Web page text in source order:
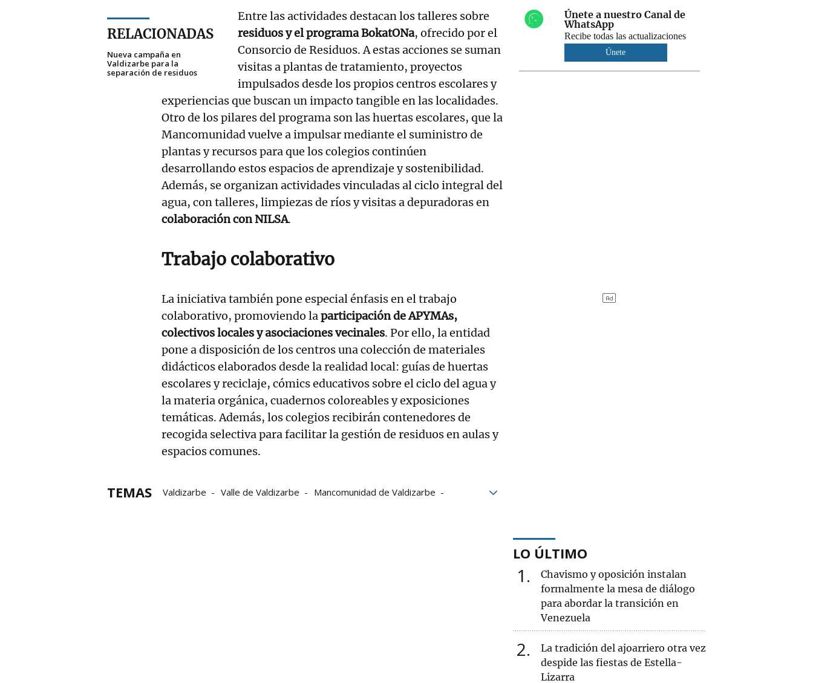
RELACIONADAS
Nueva campaña en
Valdizarbe para la
separación de residuos
Entre las actividades destacan los talleres sobre
residuos y el programa BokatONa, ofrecido por el
Consorcio de Residuos. A estas acciones se suman
visitas a plantas de tratamiento, proyectos
impulsados desde los propios centros escolares y
experiencias que buscan un impacto tangible en las localidades.
Otro de los pilares del programa son las huertas escolares, que la
Mancomunidad vuelve a impulsar mediante el suministro de
plantas y recursos para que los colegios continúen
desarrollando estos espacios de aprendizaje y sostenibilidad.
Además, se organizan actividades vinculadas al ciclo integral del
agua, con talleres, limpiezas de ríos y visitas a depuradoras en
colaboración con NILSA.
Trabajo colaborativo
La iniciativa también pone especial énfasis en el trabajo
colaborativo, promoviendo laparticipación de APYMAs,
colectivos locales y asociaciones vecinales. Por ello, la entidad
pone a disposición de los centros una colección de materiales
didácticos elaborados desde la realidad local: guías de huertas
escolares y reciclaje, cómics educativos sobre el ciclo del agua y
la materia orgánica, cuadernos coloreables y exposiciones
temáticas. Además, los colegios recibirán contenedores de
recogida selectiva para facilitar la gestión de residuos en aulas y
espacios comunes.
TEMAS Valdizarbe Valle de Valdizarbe
Mancomunidad de Valdizarbe
Únete a nuestro Canal de
WhatsApp
Recibe todas las actualizaciones
Únete
LO ÚLTIMO
1
Chavismo y oposición instalan
formalmente la mesa de diálogo
para abordar la transición en
Venezuela
2
La tradición del ajoarriero otra vez
despide las fiestas de Estella-
Lizarra